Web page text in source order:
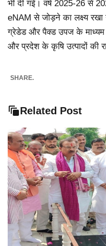
भी दी गई। वर्ष 2025-26 से
eNAM से जोड़ने का लक्ष्य
ग्रेडेड और पैक्ड उपज के माध्यम
और प्रदेश के कृषि उत्पादों की
SHARE.
Related Post